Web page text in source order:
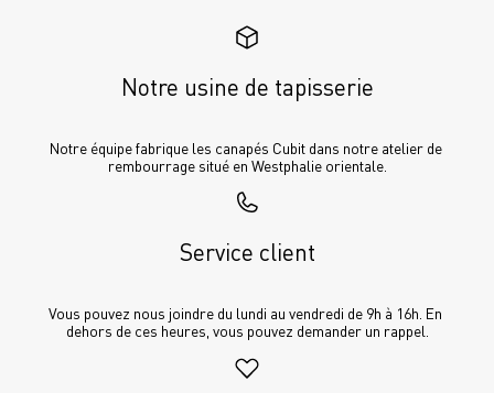
Notre usine de tapisserie
Notre équipe fabrique les canapés Cubit dans notre atelier de
rembourrage situé en Westphalie orientale.
Service client
Vous pouvez nous joindre du lundi au vendredi de 9h à 16h. En
dehors de ces heures, vous pouvez demander un rappel.